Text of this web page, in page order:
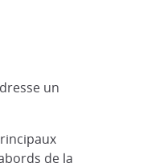
un
de la